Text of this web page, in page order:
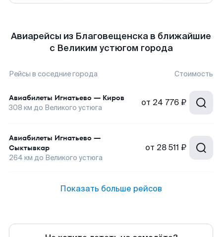
Авиарейсы из Благовещенска в ближайшие
с Великим устюгом города
Рейсы в соседние города Стоимость
Авиабилеты Игнатьево — Киров
308 км до Великого устюга от 24 776 ₽
Авиабилеты Игнатьево —
Сыктывкар
264 км до Великого устюга
от 28 511 ₽
Показать больше рейсов